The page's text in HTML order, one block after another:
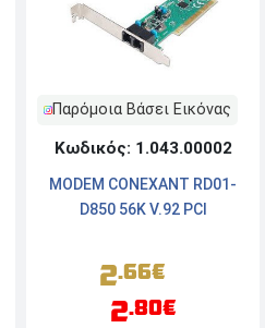
Παρόμοια Βάσει Εικόνας
Κωδικός: 1.043.00002
MODEM CONEXANT RD01-
D850 56K V.92 PCI
2.66€
2.80€